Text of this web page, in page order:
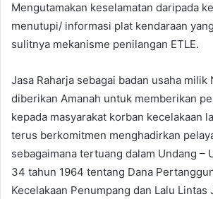
Mengutamakan keselamatan daripada
menutupi/ informasi plat kendaraan
sulitnya mekanisme penilangan ETLE.
Jasa Raharja sebagai badan usaha milik
diberikan Amanah untuk memberikan
kepada masyarakat korban kecelakaan
terus berkomitmen menghadirkan
sebagaimana tertuang dalam Undang –
34 tahun 1964 tentang Dana
Kecelakaan Penumpang dan Lalu Lintas